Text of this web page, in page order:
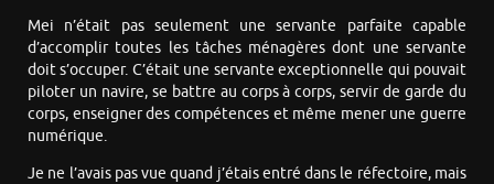
Mei n’était pas seulement une servante parfaite capable
d’accomplir toutes les tâches ménagères dont une servante
doit s’occuper. C’était une servante exceptionnelle qui pouvait
piloter un navire, se battre au corps à corps, servir de garde du
corps, enseigner des compétences et même mener une guerre
numérique.
Je ne l’avais pas vue quand j’étais entré dans le réfectoire, mais